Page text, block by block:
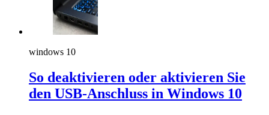
windows 10
So deaktivieren oder aktivieren Sie
den USB-Anschluss in Windows 10